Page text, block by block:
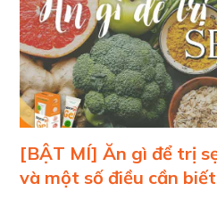
[BẬT MÍ] Ăn gì để trị
và một số điều cần biết